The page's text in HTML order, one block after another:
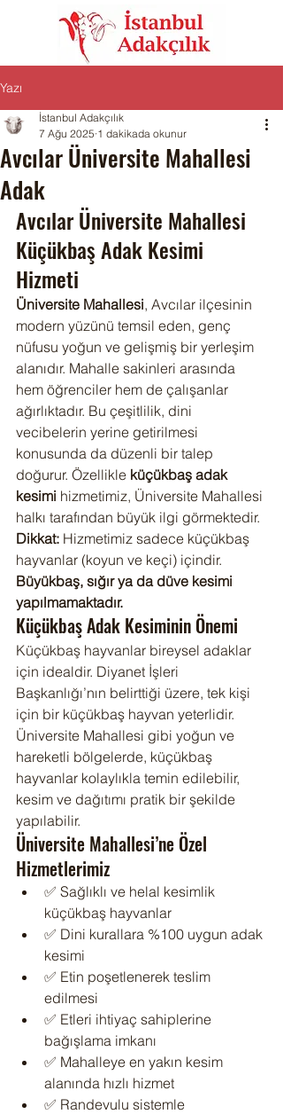
Yazı
Avcılar Üniversite Mahallesi
Adak
İstanbul Adakçılık
7 Ağu 2025 1 dakikada okunur
Avcılar Üniversite Mahallesi
Küçükbaş Adak Kesimi
Hizmeti
Üniversite Mahallesi, Avcılar ilçesinin
modern yüzünü temsil eden, genç
nüfusu yoğun ve gelişmiş bir yerleşim
alanıdır. Mahalle sakinleri arasında
hem öğrenciler hem de çalışanlar
ağırlıktadır. Bu çeşitlilik, dini
vecibelerin yerine getirilmesi
konusunda da düzenli bir talep
doğurur. Özellikle küçükbaş adak
kesimi hizmetimiz, Üniversite Mahallesi
halkı tarafından büyük ilgi görmektedir.
Dikkat: Hizmetimiz sadece küçükbaş
hayvanlar (koyun ve keçi) içindir.
Büyükbaş, sığır ya da düve kesimi
yapılmamaktadır.
Küçükbaş Adak Kesiminin Önemi
Küçükbaş hayvanlar bireysel adaklar
için idealdir. Diyanet İşleri
Başkanlığı’nın belirttiği üzere, tek kişi
için bir küçükbaş hayvan yeterlidir.
Üniversite Mahallesi gibi yoğun ve
hareketli bölgelerde, küçükbaş
hayvanlar kolaylıkla temin edilebilir,
kesim ve dağıtımı pratik bir şekilde
yapılabilir.
Üniversite Mahallesi’ne Özel
Hizmetlerimiz
✅ Sağlıklı ve helal kesimlik
küçükbaş hayvanlar
✅ Dini kurallara %100 uygun adak
kesimi
✅ Etin poşetlenerek teslim
edilmesi
✅ Etleri ihtiyaç sahiplerine
bağışlama imkanı
✅ Mahalleye en yakın kesim
alanında hızlı hizmet
✅ Randevulu sistemle